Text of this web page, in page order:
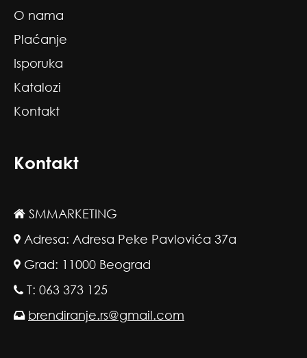
O nama
Plaćanje
Isporuka
Katalozi
Kontakt
Kontakt
SMMARKETING
Adresa: Adresa Peke Pavlovića 37a
Grad: 11000 Beograd
T: 063 373 125
brendiranje.rs@gmail.com